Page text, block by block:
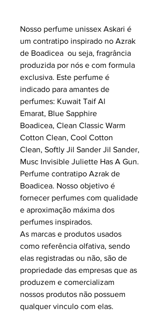
Nosso perfume unissex Askari é
um contratipo inspirado no Azrak
de Boadicea ou seja, fragrância
produzida por nós e com formula
exclusiva. Este perfume é
indicado para amantes de
perfumes: Kuwait Taif Al
Emarat, Blue Sapphire
Boadicea, Clean Classic Warm
Cotton Clean, Cool Cotton
Clean, Softly Jil Sander Jil Sander,
Musc Invisible Juliette Has A Gun.
Perfume contratipo Azrak de
Boadicea. Nosso objetivo é
fornecer perfumes com qualidade
e aproximação máxima dos
perfumes inspirados.
As marcas e produtos usados
como referência olfativa, sendo
elas registradas ou não, são de
propriedade das empresas que as
produzem e comercializam
nossos produtos não possuem
qualquer vinculo com elas.